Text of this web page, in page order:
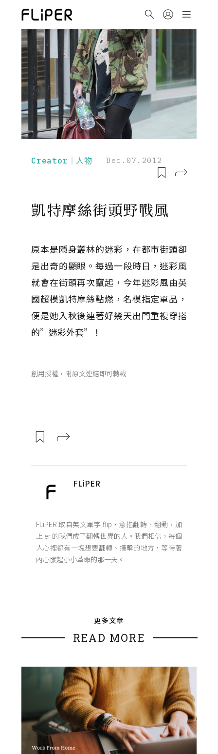
Creator｜人物 Dec.07.2012
凱特摩絲街頭野戰風
原本是隱身叢林的迷彩，在都市街頭卻
是出奇的顯眼。每過一段時日，迷彩風
就會在街頭再次竄起，今年迷彩風由英
國超模凱特摩絲點燃，名模指定單品，
便是她入秋後連著好幾天出門重複穿搭
的”迷彩外套”！
創用授權，附原文連結即可轉載
FLiPER
FLiPER 取自英文單字 flip，意指翻轉、翻動，加
上 er 的我們成了翻轉世界的人。我們相信，每個
人心裡都有一塊想要翻轉、撞擊的地方，等待著
內心發起小小革命的那一天。
更多文章
READ MORE